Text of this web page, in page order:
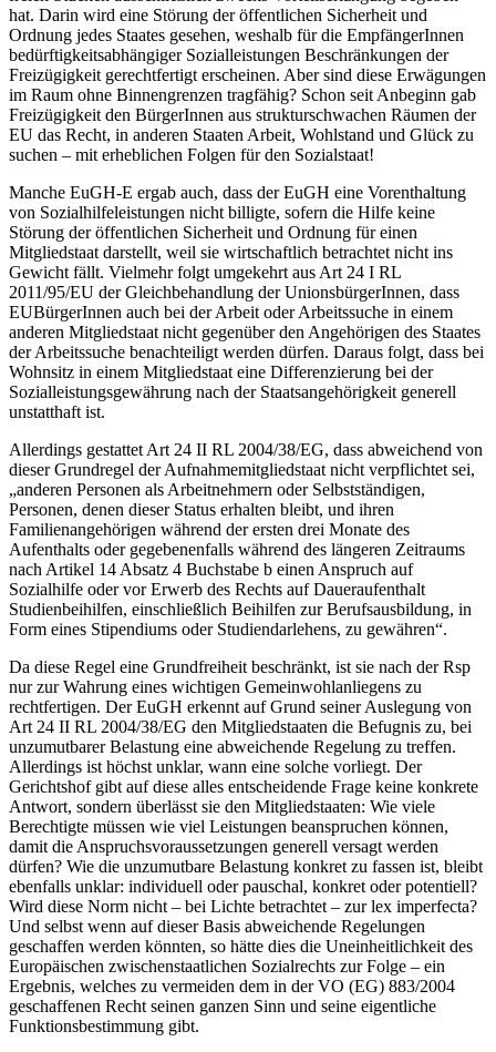
hat. Darin wird eine Störung der öffentlichen Sicherheit und
Ordnung jedes Staates gesehen, weshalb für die EmpfängerInnen
bedürftigkeitsabhängiger Sozialleistungen Beschränkungen der
Freizügigkeit gerechtfertigt erscheinen. Aber sind diese Erwägungen
im Raum ohne Binnengrenzen tragfähig? Schon seit Anbeginn gab
Freizügigkeit den BürgerInnen aus strukturschwachen Räumen der
EU das Recht, in anderen Staaten Arbeit, Wohlstand und Glück zu
suchen – mit erheblichen Folgen für den Sozialstaat!
Manche EuGH-E ergab auch, dass der EuGH eine Vorenthaltung
von Sozialhilfeleistungen nicht billigte, sofern die Hilfe keine
Störung der öffentlichen Sicherheit und Ordnung für einen
Mitgliedstaat darstellt, weil sie wirtschaftlich betrachtet nicht ins
Gewicht fällt. Vielmehr folgt umgekehrt aus Art 24 I RL
2011/95/EU der Gleichbehandlung der UnionsbürgerInnen, dass
EUBürgerInnen auch bei der Arbeit oder Arbeitssuche in einem
anderen Mitgliedstaat nicht gegenüber den Angehörigen des Staates
der Arbeitssuche benachteiligt werden dürfen. Daraus folgt, dass bei
Wohnsitz in einem Mitgliedstaat eine Differenzierung bei der
Sozialleistungsgewährung nach der Staatsangehörigkeit generell
unstatthaft ist.
Allerdings gestattet Art 24 II RL 2004/38/EG, dass abweichend von
dieser Grundregel der Aufnahmemitgliedstaat nicht verpflichtet sei,
„anderen Personen als Arbeitnehmern oder Selbstständigen,
Personen, denen dieser Status erhalten bleibt, und ihren
Familienangehörigen während der ersten drei Monate des
Aufenthalts oder gegebenenfalls während des längeren Zeitraums
nach Artikel 14 Absatz 4 Buchstabe b einen Anspruch auf
Sozialhilfe oder vor Erwerb des Rechts auf Daueraufenthalt
Studienbeihilfen, einschließlich Beihilfen zur Berufsausbildung, in
Form eines Stipendiums oder Studiendarlehens, zu gewähren“.
Da diese Regel eine Grundfreiheit beschränkt, ist sie nach der Rsp
nur zur Wahrung eines wichtigen Gemeinwohlanliegens zu
rechtfertigen. Der EuGH erkennt auf Grund seiner Auslegung von
Art 24 II RL 2004/38/EG den Mitgliedstaaten die Befugnis zu, bei
unzumutbarer Belastung eine abweichende Regelung zu treffen.
Allerdings ist höchst unklar, wann eine solche vorliegt. Der
Gerichtshof gibt auf diese alles entscheidende Frage keine konkrete
Antwort, sondern überlässt sie den Mitgliedstaaten: Wie viele
Berechtigte müssen wie viel Leistungen beanspruchen können,
damit die Anspruchsvoraussetzungen generell versagt werden
dürfen? Wie die unzumutbare Belastung konkret zu fassen ist, bleibt
ebenfalls unklar: individuell oder pauschal, konkret oder potentiell?
Wird diese Norm nicht – bei Lichte betrachtet – zur lex imperfecta?
Und selbst wenn auf dieser Basis abweichende Regelungen
geschaffen werden könnten, so hätte dies die Uneinheitlichkeit des
Europäischen zwischenstaatlichen Sozialrechts zur Folge – ein
Ergebnis, welches zu vermeiden dem in der VO (EG) 883/2004
geschaffenen Recht seinen ganzen Sinn und seine eigentliche
Funktionsbestimmung gibt.